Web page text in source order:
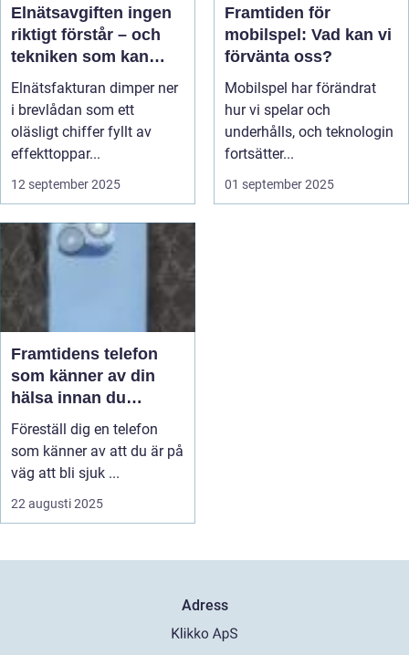
Elnätsavgiften ingen
riktigt förstår – och
tekniken som kan
ändra det
Elnätsfakturan dimper ner
i brevlådan som ett
oläsligt chiffer fyllt av
effekttoppar...
12 september 2025
Framtiden för
mobilspel: Vad kan vi
förvänta oss?
Mobilspel har förändrat
hur vi spelar och
underhålls, och teknologin
fortsätter...
01 september 2025
Framtidens telefon
som känner av din
hälsa innan du
märker något
Föreställ dig en telefon
som känner av att du är på
väg att bli sjuk ...
22 augusti 2025
Adress